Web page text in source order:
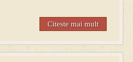
Citeste mai mult